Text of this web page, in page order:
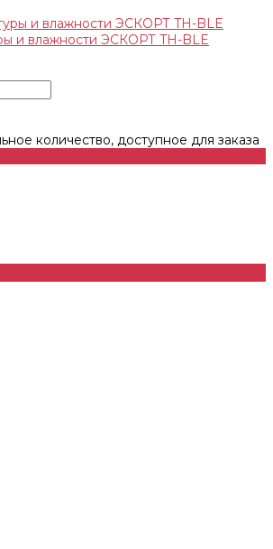
и влажности ЭСКОРТ TH-BLE
количество, доступное для заказа